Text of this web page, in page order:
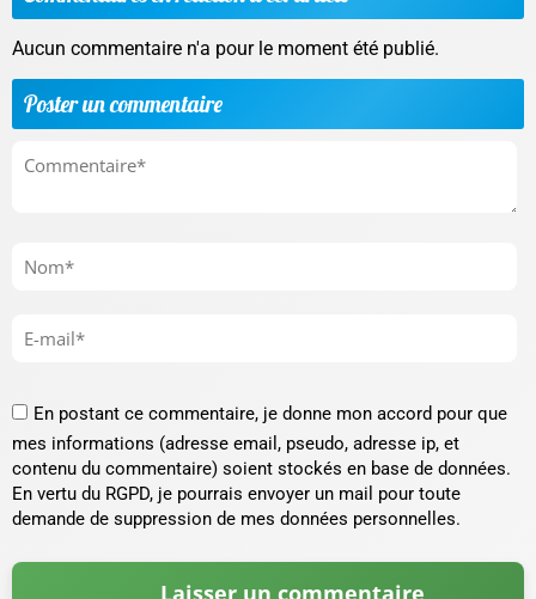
Aucun commentaire n'a pour le moment été publié.
Poster un commentaire
En postant ce commentaire, je donne mon accord pour que
mes informations (adresse email, pseudo, adresse ip, et
contenu du commentaire) soient stockés en base de données.
En vertu du RGPD, je pourrais envoyer un mail pour toute
demande de suppression de mes données personnelles.